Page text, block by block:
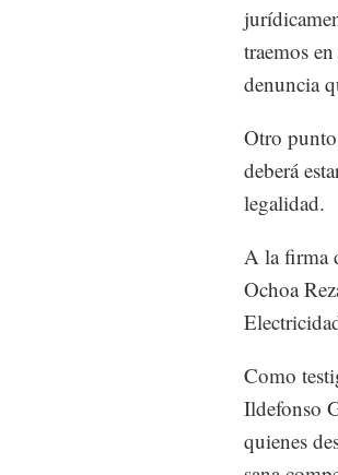
traemos
denuncia
Otro
deberá
legalidad.
A la firma
Ochoa
Como
Ildefonso
quienes